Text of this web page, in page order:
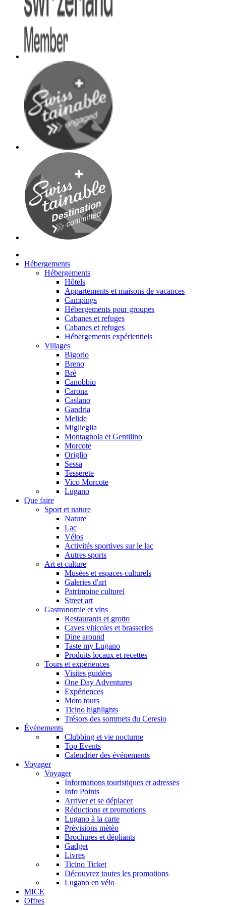
Hébergements
Hébergements
Hôtels
Appartements et maisons de vacances
Campings
Hébergements pour groupes
Cabanes et refuges
Cabanes et refuges
Hébergements expérientiels
Villages
Bigorio
Breno
Brè
Canobbio
Carona
Caslano
Gandria
Melide
Miglieglia
Montagnola et Gentilino
Morcote
Origlio
Sessa
Tesserete
Vico Morcote
Lugano
Que faire
Sport et nature
Nature
Lac
Vélos
Activités sportives sur le lac
Autres sports
Art et culture
Musées et espaces culturels
Galeries d'art
Patrimoine culturel
Street art
Gastronomie et vins
Restaurants et grotto
Caves viticoles et brasseries
Dine around
Taste my Lugano
Produits locaux et recettes
Tours et expériences
Visites guidées
One Day Adventures
Expériences
Moto tours
Ticino highlights
Trésors des sommets du Ceresio
Événements
Clubbing et vie nocturne
Top Events
Calendrier des événements
Voyager
Voyager
Informations touristiques et adresses
Info Points
Arriver et se déplacer
Réductions et promotions
Lugano à la carte
Prèvisions mètèo
Brochures et dépliants
Gadget
Livres
Ticino Ticket
Découvrez toutes les promotions
Lugano en vélo
MICE
Offres